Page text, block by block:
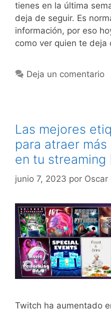
tienes en la última
deja de seguir. Es
información, por eso
como ver quien te deja
Deja un comentario
Las mejores
para atraer
en tu streaming
junio 7, 2023 por Oscar
Twitch ha aumentado